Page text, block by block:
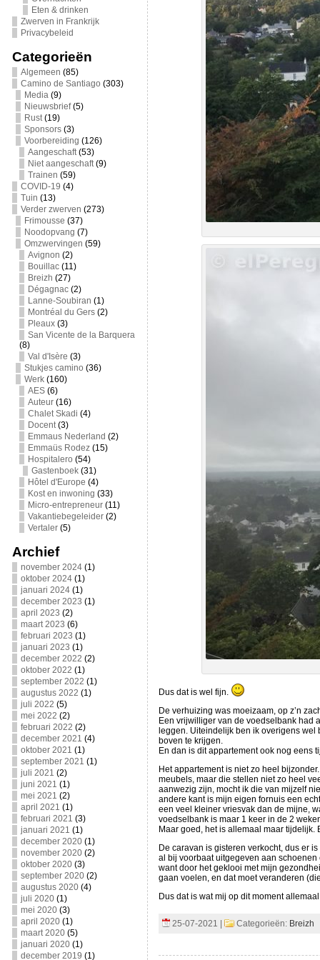
Eten & drinken
Zwerven in Frankrijk
Privacybeleid
Categorieën
Algemeen (85)
Camino de Santiago (303)
Media(9)
Nieuwsbrief(5)
Rust(19)
Sponsors(3)
Voorbereiding (126)
Aangeschaft(53)
Niet aangeschaft(9)
Trainen (59)
COVID-19 (4)
Tuin (13)
Verder zwerven (273)
Frimousse (37)
Noodopvang (7)
Omzwervingen (59)
Avignon (2)
Bouillac(11)
Breizh (27)
Dégagnac(2)
Lanne-Soubiran (1)
Montréal du Gers(2)
Pleaux(3)
San Vicente de la Barquera
(8)
Val d'Isère (3)
Stukjes camino (36)
Werk(160)
AES(6)
Auteur(16)
Chalet Skadi (4)
Docent(3)
Emmaus Nederland (2)
Emmaüs Rodez(15)
Hospitalero (54)
Gastenboek(31)
Hôtel d'Europe (4)
Kost en inwoning (33)
Micro-entrepreneur(11)
Vakantiebegeleider(2)
Vertaler(5)
Archief
november 2024(1)
oktober 2024(1)
januari 2024(1)
december 2023 (1)
april 2023 (2)
maart 2023 (6)
februari 2023 (1)
januari 2023 (1)
december 2022 (2)
oktober 2022 (1)
september 2022 (1)
augustus 2022 (1)
juli 2022 (5)
mei 2022 (2)
februari 2022 (2)
december 2021 (4)
oktober 2021 (1)
september 2021 (1)
juli 2021 (2)
juni 2021 (1)
mei 2021 (2)
april 2021 (1)
februari 2021 (3)
januari 2021 (1)
december 2020(1)
november 2020(2)
oktober 2020(3)
september 2020(2)
augustus 2020(4)
juli 2020(1)
mei 2020(3)
april 2020(1)
maart 2020(5)
januari 2020(1)
december 2019 (1)
Dus dat is wel fijn.
De verhuizing was moeizaam, op z’n
Een vrijwilliger van de voedselbank had
leggen. Uiteindelijk ben ik overigens
boven te krijgen.
En dan is dit appartement ook nog eens
Het appartement is niet zo heel
meubels, maar die stellen niet zo heel
aanwezig zijn, mocht ik die van mijzelf
andere kant is mijn eigen fornuis een
een veel kleiner vriesvak dan de mijne,
voedselbank is maar 1 keer in de 2
Maar goed, het is allemaal maar
De caravan is gisteren verkocht, dus er
al bij voorbaat uitgegeven aan
want door het geklooi met mijn
gaan voelen, en dat moet veranderen
Dus dat is wat mij op dit moment
25-07-2021 | Categorieën: Breizh